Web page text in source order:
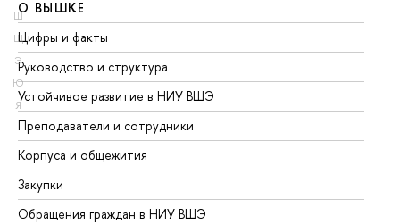
Ш
Щ
Э
Ю
Я
О ВЫШКЕ
Цифры и факты
Руководство и структура
Устойчивое развитие в НИУ ВШЭ
Преподаватели и сотрудники
Корпуса и общежития
Закупки
Обращения граждан в НИУ ВШЭ